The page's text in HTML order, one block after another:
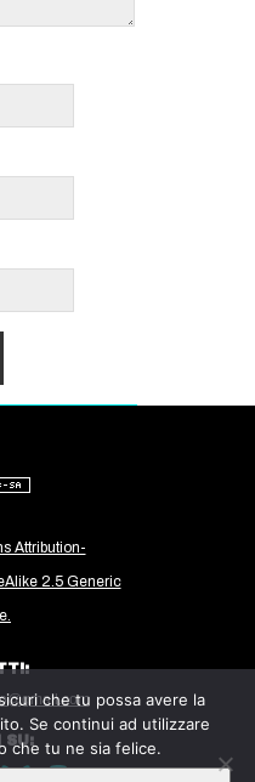
Attribution-
2.5 Generic
SU:
che tu possa avere la
Se continui ad utilizzare
che tu ne sia felice.